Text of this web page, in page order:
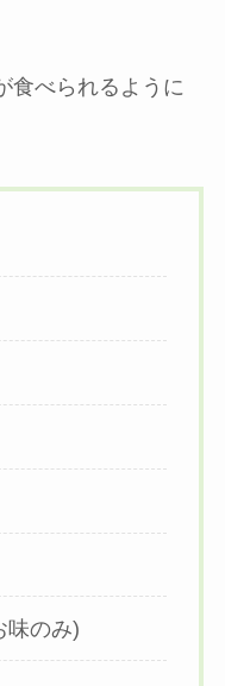
食べられるように
味のみ)